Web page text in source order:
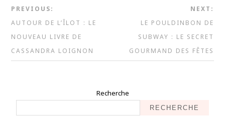
PREVIOUS:
AUTOUR DE L’ÎLOT : LE
NOUVEAU LIVRE DE
CASSANDRA LOIGNON
NEXT:
LE POULDINBON DE
SUBWAY : LE SECRET
GOURMAND DES FÊTES
Recherche
RECHERCHE